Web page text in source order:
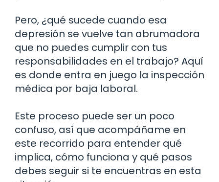
Pero, ¿qué sucede cuando esa
depresión se vuelve tan abrumadora
que no puedes cumplir con tus
responsabilidades en el trabajo? Aquí
es donde entra en juego la inspección
médica por baja laboral.
Este proceso puede ser un poco
confuso, así que acompáñame en
este recorrido para entender qué
implica, cómo funciona y qué pasos
debes seguir si te encuentras en esta